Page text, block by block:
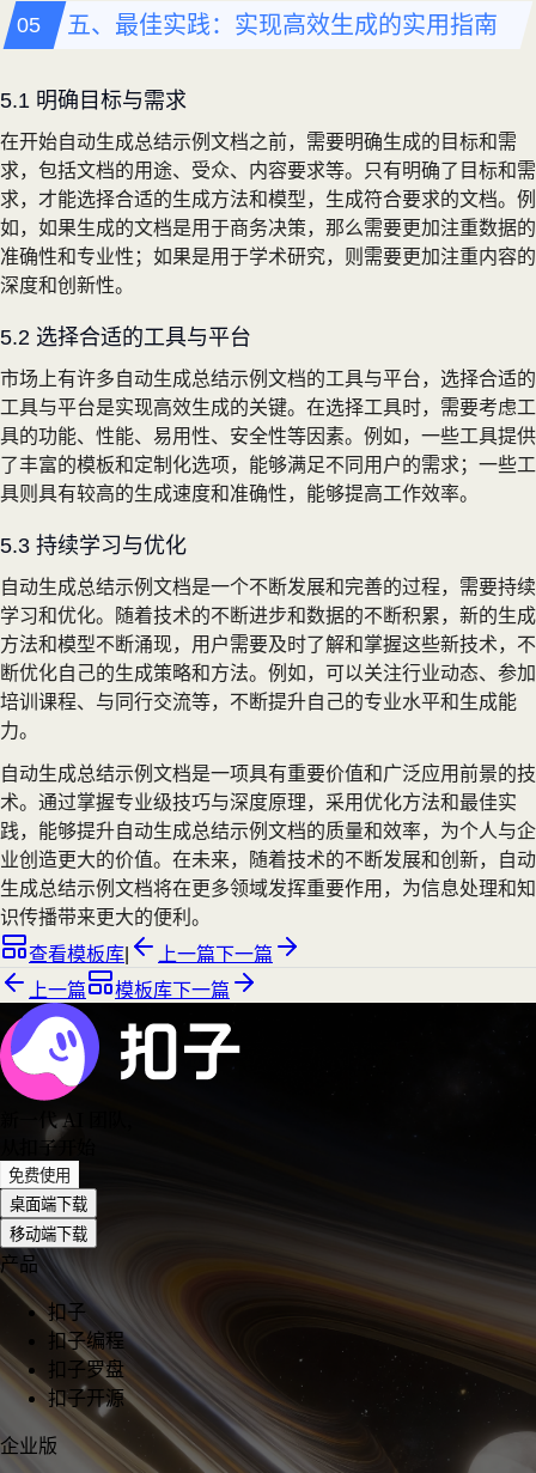
五、最佳实践：实现高效生成的实用指南
5.1 明确目标与需求
在开始自动生成总结示例文档之前，需要明确生成的目标和需
求，包括文档的用途、受众、内容要求等。只有明确了目标和需
求，才能选择合适的生成方法和模型，生成符合要求的文档。例
如，如果生成的文档是用于商务决策，那么需要更加注重数据的
准确性和专业性；如果是用于学术研究，则需要更加注重内容的
深度和创新性。
5.2 选择合适的工具与平台
市场上有许多自动生成总结示例文档的工具与平台，选择合适的
工具与平台是实现高效生成的关键。在选择工具时，需要考虑工
具的功能、性能、易用性、安全性等因素。例如，一些工具提供
了丰富的模板和定制化选项，能够满足不同用户的需求；一些工
具则具有较高的生成速度和准确性，能够提高工作效率。
5.3 持续学习与优化
自动生成总结示例文档是一个不断发展和完善的过程，需要持续
学习和优化。随着技术的不断进步和数据的不断积累，新的生成
方法和模型不断涌现，用户需要及时了解和掌握这些新技术，不
断优化自己的生成策略和方法。例如，可以关注行业动态、参加
培训课程、与同行交流等，不断提升自己的专业水平和生成能
力。
自动生成总结示例文档是一项具有重要价值和广泛应用前景的技
术。通过掌握专业级技巧与深度原理，采用优化方法和最佳实
践，能够提升自动生成总结示例文档的质量和效率，为个人与企
业创造更大的价值。在未来，随着技术的不断发展和创新，自动
生成总结示例文档将在更多领域发挥重要作用，为信息处理和知
识传播带来更大的便利。
查看模板库
上一篇下一篇
上一篇
模板库下一篇
新一代 AI 团队
从扣子开始
免费使用
桌面端下载
移动端下载
产品
扣子
扣子编程
扣子罗盘
扣子开源
企业版